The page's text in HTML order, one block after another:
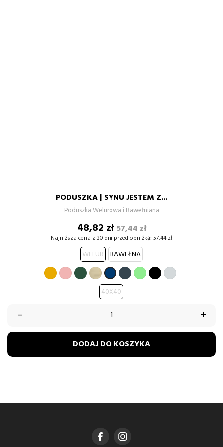
PODUSZKA | SYNU JESTEM Z...
Poduszka Welurowa i Bawełniana
Cena
48,82 złCena
podstawowa
57,44 zł
Najniższa cena z 30 dni przed obniżką: 57,44 zł
WELUR
BAWEŁNA
MUSZTARDOWY
PUDROWYBUTELKOWA
ZIELEŃ
BEŻOWYGRANATOWY
GRAFITOWY
MIĘTOWY
CZARNYJASNY
40X40
– +
DODAJ DO KOSZYKA